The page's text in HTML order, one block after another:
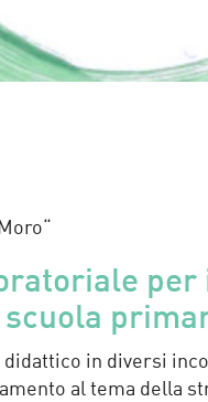
per
in diversi
al tema della